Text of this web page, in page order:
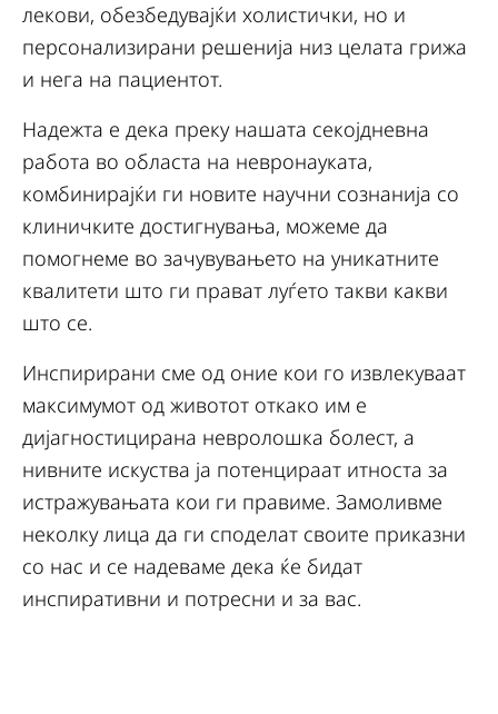
лекови, обезбедувајќи холистички, но и
персонализирани решенија низ целата грижа
и нега на пациентот.
Надежта е дека преку нашата секојдневна
работа во областа на невронауката,
комбинирајќи ги новите научни сознанија со
клиничките достигнувања, можеме да
помогнеме во зачувувањето на уникатните
квалитети што ги прават луѓето такви какви
што се.
Инспирирани сме од оние кои го извлекуваат
максимумот од животот откако им е
дијагностицирана невролошка болест, а
нивните искуства ја потенцираат итноста за
истражувањата кои ги правиме. Замоливме
неколку лица да ги споделат своите приказни
со нас и се надеваме дека ќе бидат
инспиративни и потресни и за вас.